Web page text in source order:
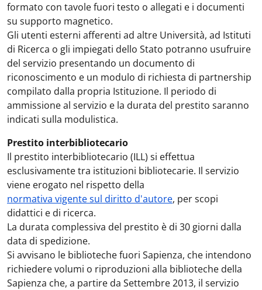
formato con tavole fuori testo o allegati e i documenti
su supporto magnetico.
Gli utenti esterni afferenti ad altre Università, ad Istituti
di Ricerca o gli impiegati dello Stato potranno usufruire
del servizio presentando un documento di
riconoscimento e un modulo di richiesta di partnership
compilato dalla propria Istituzione. Il periodo di
ammissione al servizio e la durata del prestito saranno
indicati sulla modulistica.
Prestito interbibliotecario
Il prestito interbibliotecario (ILL) si effettua
esclusivamente tra istituzioni bibliotecarie. Il servizio
viene erogato nel rispetto della
normativa vigente sul diritto d'autore, per scopi
didattici e di ricerca.
La durata complessiva del prestito è di 30 giorni dalla
data di spedizione.
Si avvisano le biblioteche fuori Sapienza, che intendono
richiedere volumi o riproduzioni alla biblioteche della
Sapienza che, a partire da Settembre 2013, il servizio